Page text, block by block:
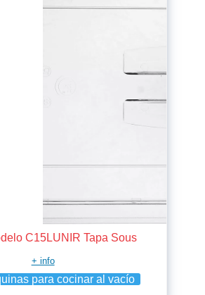
C15LUNIR Tapa Sous
+ info
para cocinar al vacío